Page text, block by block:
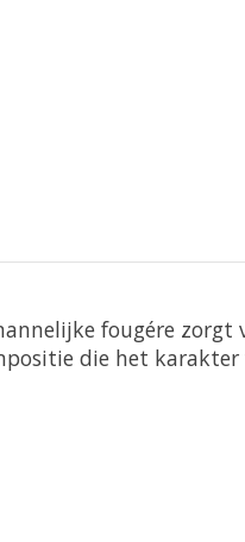
fougére
die het